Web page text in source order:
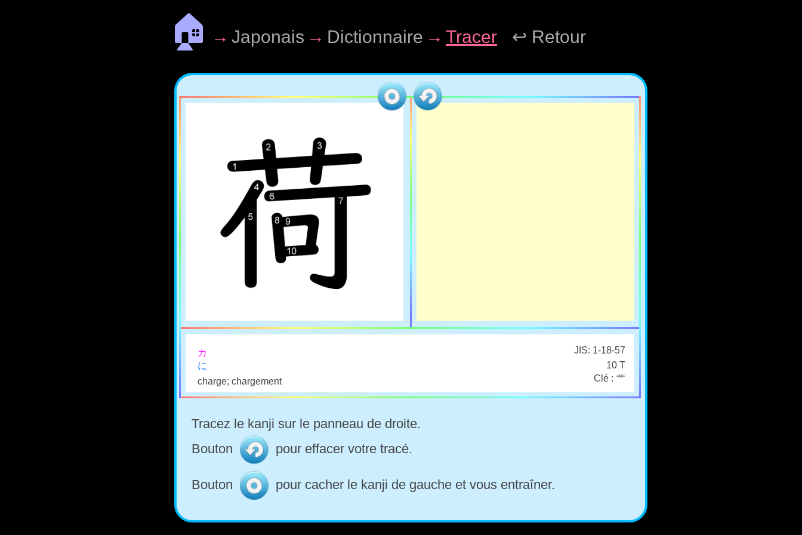
🏠 → Japonais → Dictionnaire → Tracer ↩ Retour
カ
JIS: 1-18-57
に
10 T
charge; chargement
Clé : 艹
Tracez le kanji sur le panneau de droite.
Bouton
pour effacer votre tracé.
Bouton pour cacher le kanji de gauche et vous entraîner.